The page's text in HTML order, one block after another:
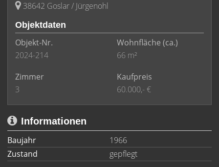
38642 Goslar / Jürgenohl
Objektdaten
Objekt-Nr.
2024-214
Wohnfläche (ca.)
66 m²
Zimmer
3
Kaufpreis
60.000,- €
Informationen
Baujahr
1966
Zustand
gepflegt